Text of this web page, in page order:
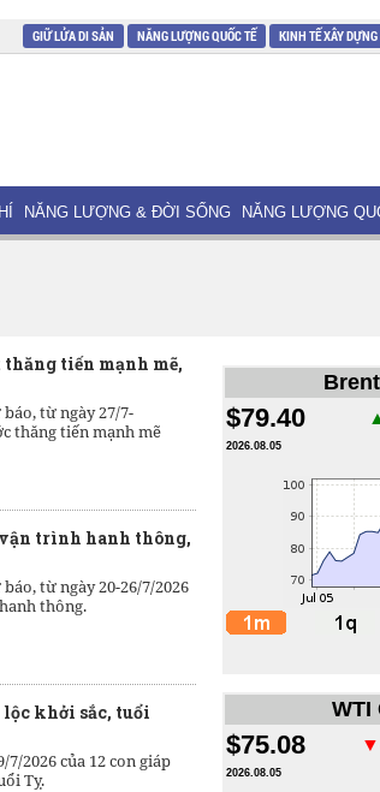
GIỮ LỬA DI SẢN NĂNG LƯỢNG QUỐC TẾ KINH TẾ XÂY DỰNG
NĂNG LƯỢNG & ĐỜI SỐNG NĂNG LƯỢNG
tiến mạnh mẽ,
từ ngày 27/7-
thăng tiến mạnh mẽ
trình hanh thông,
từ ngày 20-26/7/2026
thông.
khởi sắc, tuổi
2026 của 12 con giáp
Tỵ.
$79.40
2026.08.05
WTI
$75.08
2026.08.05